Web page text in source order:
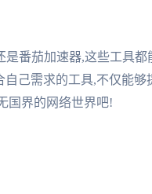
番茄加速器,这些工具
己需求的工具,不仅能
国界的网络世界吧!